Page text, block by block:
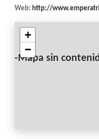
Web: http://
-Mapa sin
+
−